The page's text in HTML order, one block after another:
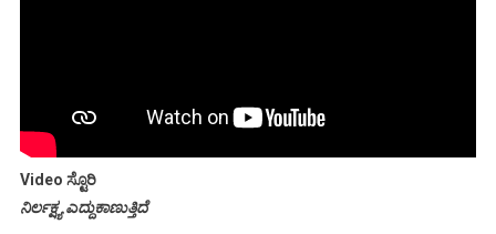
Video ಸ್ಟೊರಿ
ನಿರ್ಲಕ್ಷ್ಯ ಎದ್ದುಕಾಣುತ್ತಿದೆ